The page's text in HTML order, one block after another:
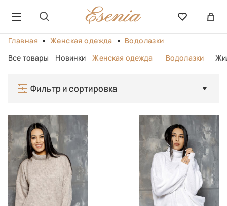
Главная Женская одежда
Водолазки
Все товары
Новинки Женская одежда Водолазки
Фильтр и сортировка